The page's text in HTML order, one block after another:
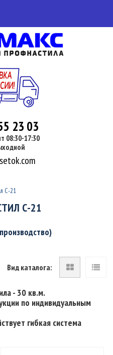
23 03
08:30-17:30
С-21
С-21
Вид каталога:
- 30 кв.м.
по индивидуальным
гибкая система